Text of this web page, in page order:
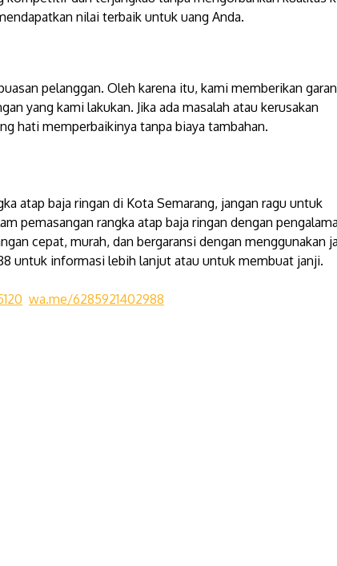
nilai terbaik untuk uang Anda.
pelanggan. Oleh karena itu, kami memberikan
yang kami lakukan. Jika ada masalah atau kerusakan
hati memperbaikinya tanpa biaya tambahan.
atap baja ringan di Kota Semarang, jangan ragu untuk
pemasangan rangka atap baja ringan dengan
cepat, murah, dan bergaransi dengan menggunakan
untuk informasi lebih lanjut atau untuk membuat janji.
wa.me/6285921402988